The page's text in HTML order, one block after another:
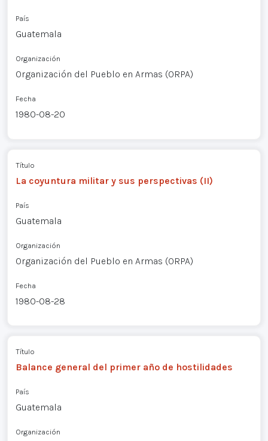
País
Guatemala
Organización
Organización del Pueblo en Armas (ORPA)
Fecha
1980-08-20
Título
La coyuntura militar y sus perspectivas (II)
País
Guatemala
Organización
Organización del Pueblo en Armas (ORPA)
Fecha
1980-08-28
Título
Balance general del primer año de hostilidades
País
Guatemala
Organización